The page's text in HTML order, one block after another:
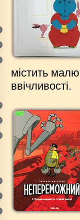
містить
ввічливості.